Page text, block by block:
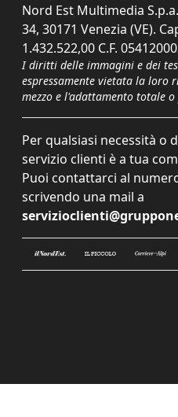
Nord Est Multimedia
34, 30171 Venezia (VE).
1.432.522,00 C.F.
I diritti delle immagini e dei
espressamente vietata la loro
mezzo e l'adattamento totale o
Per qualsiasi necessità o
servizio clienti è a tua
Puoi contattarci al
scrivendo una mail a